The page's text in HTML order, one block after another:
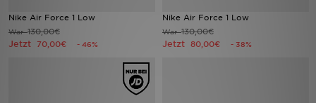
Nike Air Force 1 Low
War130,00€
Jetzt 70,00€ - 46%
Nike Air Force 1 Low
War130,00€
Jetzt 80,00€ - 38%
Fußball
Sport